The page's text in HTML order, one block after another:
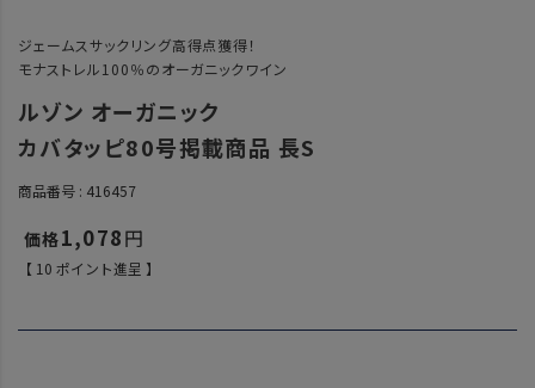
ジェームスサックリング高得点獲得！
モナストレル100％のオーガニックワイン
ルゾン オーガニック
カバタッピ80号掲載商品 長S
商品番号 416457
1,078
【 10 ポイント進呈 】